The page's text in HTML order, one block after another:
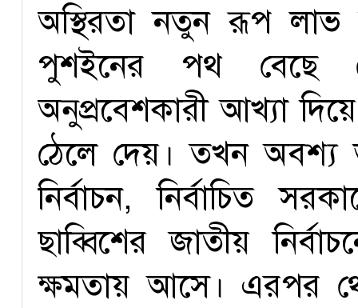
অস্থিরতা নতুন রূপ লাভ
পুশইনের পথ বেছে
অনুপ্রবেশকারী আখ্যা দিয়ে
ঠেলে দেয়। তখন অবশ্য
নির্বাচন, নির্বাচিত
ছাব্বিশের জাতীয়
ক্ষমতায় আসে। এরপর